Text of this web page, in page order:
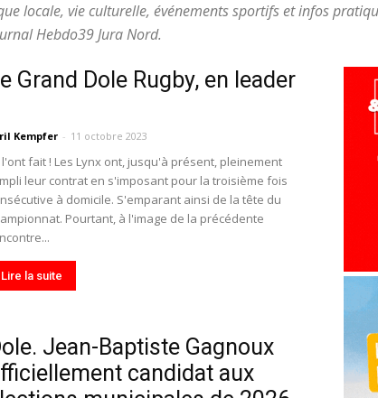
locale
locale, vie culturelle, événements sportifs et infos
Hebdo39 Jura Nord.
Grand Dole Rugby, en leader
Kempfer - 11 octobre 2023
l'ont fait ! Les Lynx ont, jusqu'à présent, pleinement
leur contrat en s'imposant pour la troisième fois
à domicile. S'emparant ainsi de la tête du
Pourtant, à l'image de la précédente
Lire la suite
Jean-Baptiste Gagnoux
candidat aux